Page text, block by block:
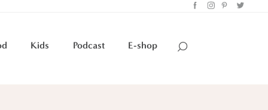
Kids Podcast E-shop